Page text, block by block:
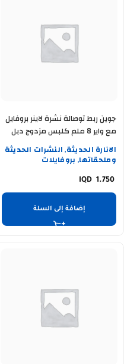
جوين ربط توصالة نشرة لاينر بروفايل
مع واير 8 ملم كلبس مزدوج دبل
الانارة الحديثة, النشرات الحديثة
وملحقاتها, بروفايلات
1.750
إضافة إلى السلة